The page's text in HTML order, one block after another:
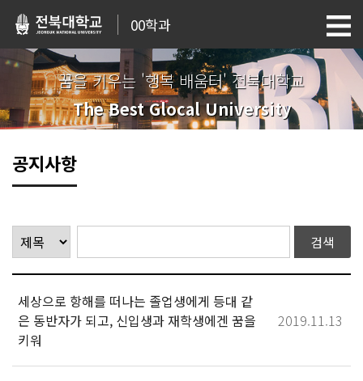
00학과
꿈을 키우는 '행복 배움터' 전북대학교
The Best Glocal University
공지사항
세상으로 항해를 떠나는 졸업생에게 등대 같
은 동반자가 되고, 신입생과 재학생에겐 꿈을
키워
2019.11.13